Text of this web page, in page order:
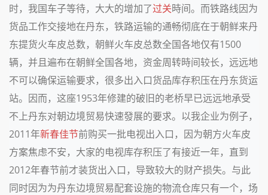
时，我国车子等待，大大的增加了过关時间。而铁路线因为
货品工作交接地在丹东，铁路运输的通畅彻底在于朝鲜来丹
东提货火车皮总数，朝鲜火车皮总数全国各地仅有1500
辆，并且遍布在朝鲜全国各地，资金周转時间较长，远远地
不可以确保运输要求，很多出入口货品库存积压在丹东货运
站。因而，这座1953年修建的破旧的老桥早已远远地承受
不上丹东对朝边境贸易快速發展的要求。以我企业为例子，
2011年新春佳节前购买一批电视出入口，因为朝方火车皮
方案焦虑不安，大家的电视库存积压了有接近一年，直到
2012年春节前才装货出入口，导致较大的财产损失。与此
同时因为为丹东边境贸易配套设施的物流仓库只有一个，场